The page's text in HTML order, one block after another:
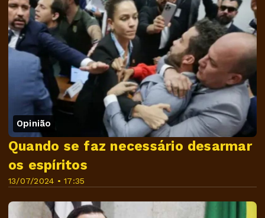
Opinião
13/07/2024 • 17:35
Quando se faz necessário desarmar
os espíritos